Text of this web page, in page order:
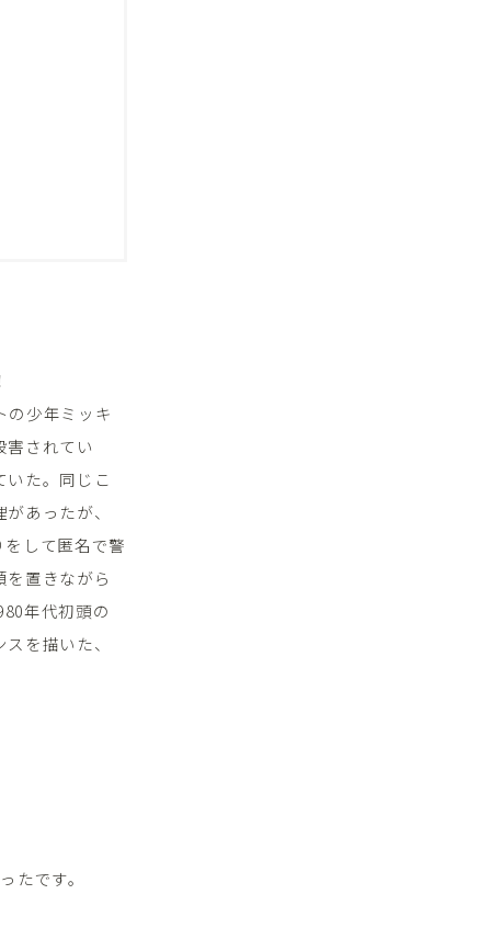
の少年ミッキ
されてい
た。同じこ
あったが、
して匿名で警
置きながら
年代初頭の
を描いた、
たです。